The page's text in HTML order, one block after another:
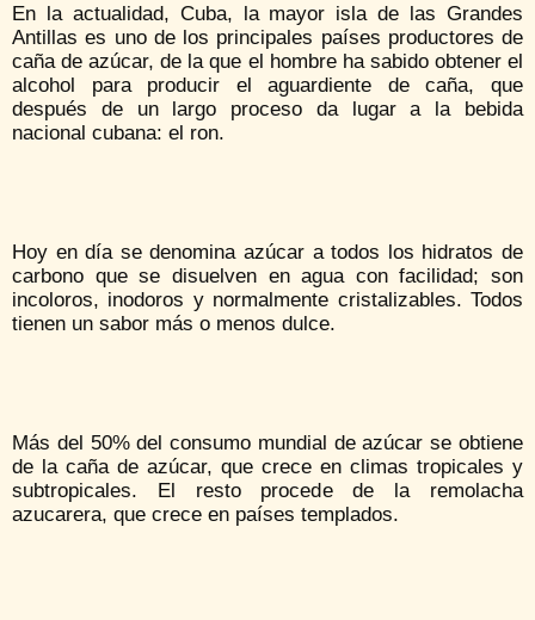
En la actualidad, Cuba, la mayor isla de las Grandes
Antillas es uno de los principales países productores de
caña de azúcar, de la que el hombre ha sabido obtener el
alcohol para producir el aguardiente de caña, que
después de un largo proceso da lugar a la bebida
nacional cubana: el ron.
Hoy en día se denomina azúcar a todos los hidratos de
carbono que se disuelven en agua con facilidad; son
incoloros, inodoros y normalmente cristalizables. Todos
tienen un sabor más o menos dulce.
Más del 50% del consumo mundial de azúcar se obtiene
de la caña de azúcar, que crece en climas tropicales y
subtropicales. El resto procede de la remolacha
azucarera, que crece en países templados.